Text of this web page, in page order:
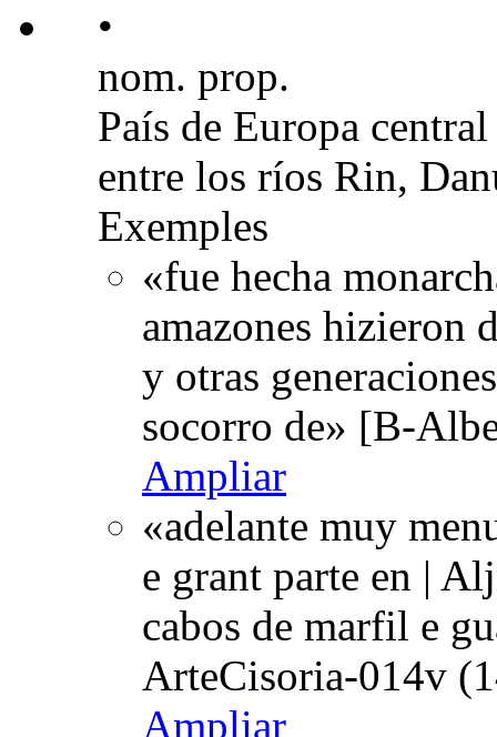
•
nom. prop.
País de Europa
entre los ríos Rin,
Exemples
«fue hecha
amazones hizieron
y otras
socorro de» [B-
Ampliar
«adelante muy
e grant parte en |
cabos de marfil e
ArteCisoria-014v
Ampliar